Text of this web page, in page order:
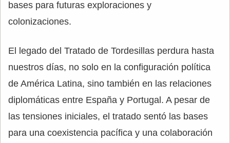
bases para futuras exploraciones y
colonizaciones.
El legado del Tratado de Tordesillas perdura hasta
nuestros días, no solo en la configuración política
de América Latina, sino también en las relaciones
diplomáticas entre España y Portugal. A pesar de
las tensiones iniciales, el tratado sentó las bases
para una coexistencia pacífica y una colaboración